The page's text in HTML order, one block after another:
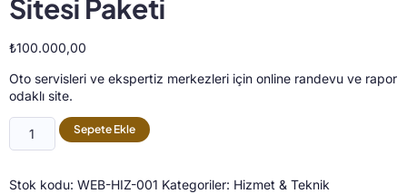
Sitesi Paketi
₺100.000,00
Oto servisleri ve ekspertiz merkezleri için online randevu ve rapor
odaklı site.
Sepete Ekle
Stok kodu: WEB-HIZ-001 Kategoriler: Hizmet & Teknik